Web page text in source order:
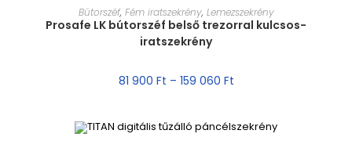
MÉRET VÁLASZTÁSA
Bútorszéf, Fém iratszekrény, Lemezszekrény
Prosafe LK bútorszéf belső trezorral kulcsos-
iratszekrény
81 900 Ft – 159 060 Ft